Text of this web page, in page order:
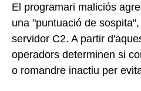
El programari maliciós
una "puntuació de
servidor C2. A partir
operadors determinen si
o romandre inactiu per